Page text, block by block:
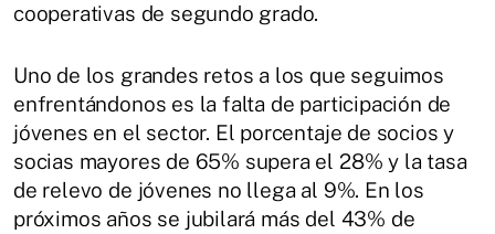
cooperativas de segundo grado.
Uno de los grandes retos a los que seguimos
enfrentándonos es la falta de participación de
jóvenes en el sector. El porcentaje de socios y
socias mayores de 65% supera el 28% y la tasa
de relevo de jóvenes no llega al 9%. En los
próximos años se jubilará más del 43% de